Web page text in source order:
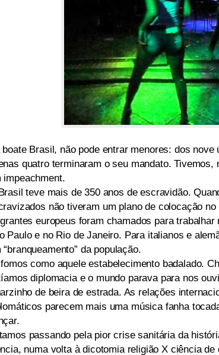
boate Brasil, não pode entrar menores: dos
quatro terminaram o seu mandato.
impeachment.
teve mais de 350 anos de escravidão.
não tiveram um plano de colocação
europeus foram chamados para
Paulo e no Rio de Janeiro. Para italianos e
“branqueamento” da população.
como aquele estabelecimento badalado.
diplomacia e o mundo parava para nos
de beira de estrada. As relações
parecem mais uma música fanha
passando pela pior crise sanitária da
numa volta à dicotomia religião X ciência